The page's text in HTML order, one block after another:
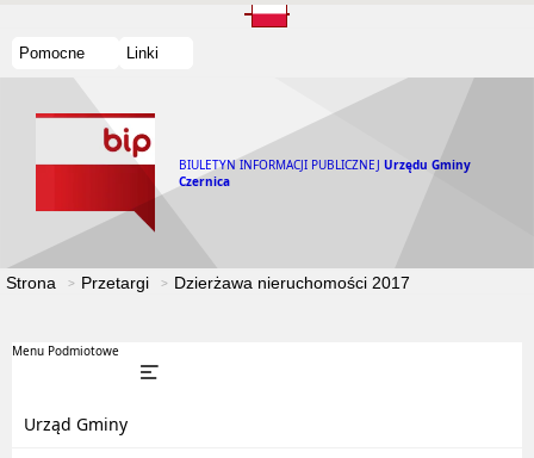
Pomocne Linki
BIULETYN INFORMACJI PUBLICZNEJ Urzędu Gminy
Czernica
Strona Przetargi Dzierżawa nieruchomości 2017
Menu Podmiotowe
Urząd Gminy